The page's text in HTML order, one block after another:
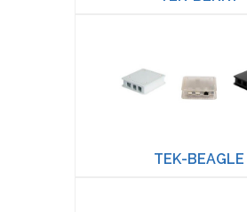
TEK-BEAGLE